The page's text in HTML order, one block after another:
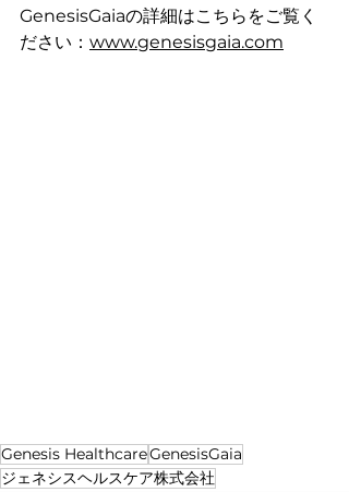
GenesisGaiaの詳細はこちらをご覧く
ださい： www.genesisgaia.com
Genesis HealthcareGenesisGaia
ジェネシスヘルスケア株式会社